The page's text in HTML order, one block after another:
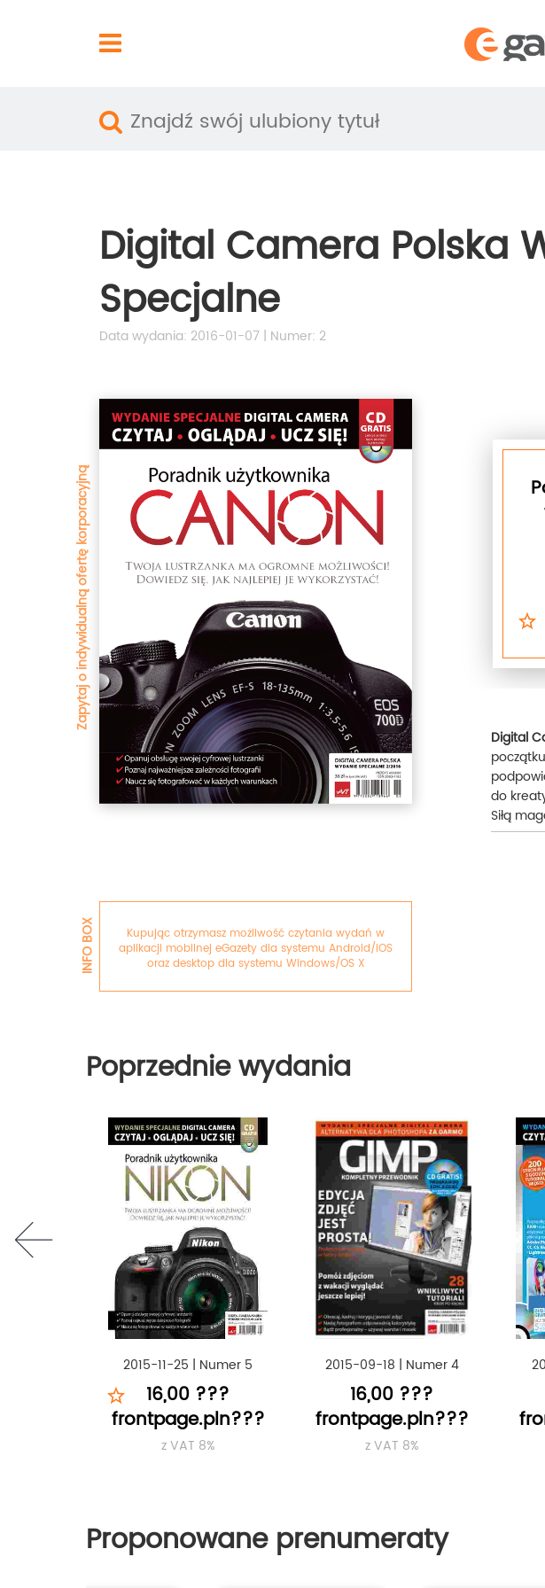
Digital Camera Polska
Specjalne
Data wydania: 2016-01-07 | Numer: 2
Zapytaj o indywidualną ofertę korporacyjną
INFO BOX
Kupując otrzymasz możliwość czytania wydań w
aplikacji mobilnej eGazety dla systemu Android/iOS
oraz desktop dla systemu Windows/OS X
Digital
do
Siłą
Poprzednie wydania
2015-11-25 | Numer 5
16,00 ???
frontpage.pln???
z VAT 8%
2015-09-18 | Numer 4
16,00 ???
frontpage.pln???
z VAT 8%
prev
Proponowane prenumeraty